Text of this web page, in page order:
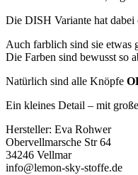
Die DISH Variante hat dabei
Auch farblich sind sie etwas
Die Farben sind bewusst so
Natürlich sind alle Knöpfe
Ein kleines Detail – mit
Hersteller: Eva Rohwer
Obervellmarsche Str 64
34246 Vellmar
info@lemon-sky-stoffe.de